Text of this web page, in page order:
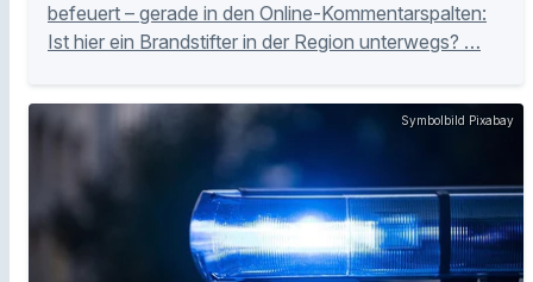
befeuert – gerade in den Online-Kommentarspalten:
Ist hier ein Brandstifter in der Region unterwegs? …
Symbolbild Pixabay